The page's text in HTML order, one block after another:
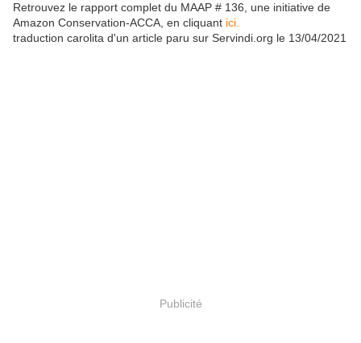
Retrouvez le rapport complet du MAAP # 136, une initiative de
Amazon Conservation-ACCA, en cliquant ici.
traduction carolita d'un article paru sur Servindi.org le 13/04/2021
Publicité